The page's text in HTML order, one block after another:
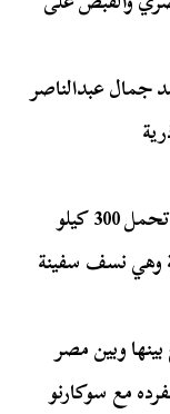
عبدالناصر
– قيام سيارة عسكرية مصرية رقمها 39036 تحمل 300 كيلو
وهي نسف سفينة
وبين مصر
مع سوكارنو